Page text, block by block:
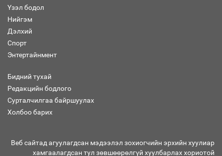
Үзэл бодол
Нийгэм
Дэлхий
Спорт
Энтертайнмент
Бидний тухай
Редакцийн бодлого
Сурталчилгаа байршуулах
Холбоо барих
Веб сайтад агуулагдсан мэдээлэл зохиогчийн эрхийн хуулиар
хамгаалагдсан тул зөвшөөрөлгүй хуулбарлах хориотой